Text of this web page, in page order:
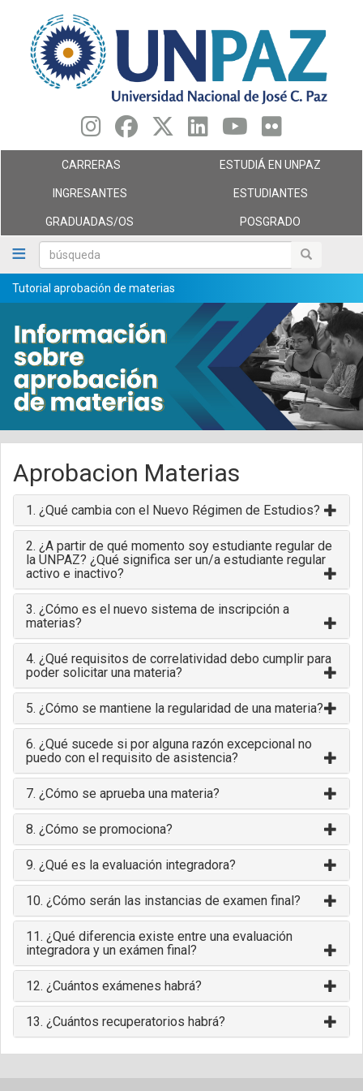
contenido
principal
búsqueda búsqueda
CARRERAS ESTUDIÁ EN UNPAZ
INGRESANTES ESTUDIANTES
GRADUADAS/OS POSGRADO
Tutorial aprobación de materias
Aprobacion Materias
1. ¿Qué cambia con el Nuevo Régimen de Estudios?
2. ¿A partir de qué momento soy estudiante regular de
la UNPAZ? ¿Qué significa ser un/a estudiante regular
activo e inactivo?
3. ¿Cómo es el nuevo sistema de inscripción a
materias?
4. ¿Qué requisitos de correlatividad debo cumplir para
poder solicitar una materia?
5. ¿Cómo se mantiene la regularidad de una materia?
6. ¿Qué sucede si por alguna razón excepcional no
puedo con el requisito de asistencia?
7. ¿Cómo se aprueba una materia?
8. ¿Cómo se promociona?
9. ¿Qué es la evaluación integradora?
10. ¿Cómo serán las instancias de examen final?
11. ¿Qué diferencia existe entre una evaluación
integradora y un exámen final?
12. ¿Cuántos exámenes habrá?
13. ¿Cuántos recuperatorios habrá?